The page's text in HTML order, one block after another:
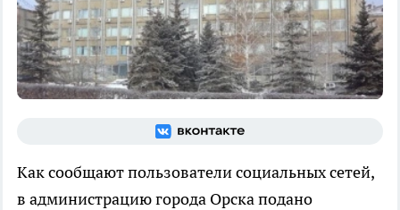
Как сообщают пользователи социальных сетей,
в администрацию города Орска подано